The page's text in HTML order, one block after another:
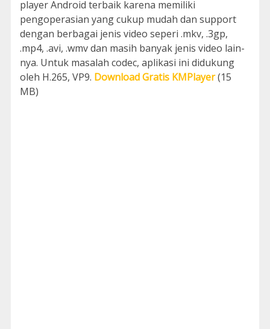
player Android terbaik karena memiliki
pengoperasian yang cukup mudah dan support
dengan berbagai jenis video seperi .mkv, .3gp,
.mp4, .avi, .wmv dan masih banyak jenis video lain-
nya. Untuk masalah codec, aplikasi ini didukung
oleh H.265, VP9. Download Gratis KMPlayer(15
MB)